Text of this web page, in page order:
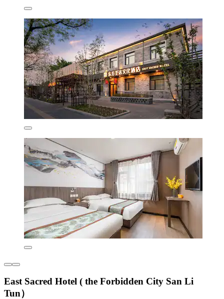
East Sacred Hotel ( the Forbidden City San Li
Tun）